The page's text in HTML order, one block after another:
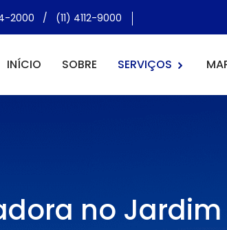
2000 / (11) 4112-9000
INÍCIO SOBRE SERVIÇOS
no